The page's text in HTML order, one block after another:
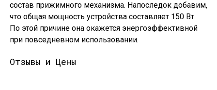
состав прижимного механизма. Напоследок добавим,
что общая мощность устройства составляет 150 Вт.
По этой причине она окажется энергоэффективной
при повседневном использовании.
Отзывы и Цены